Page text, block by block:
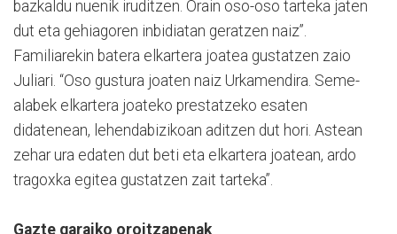
bazkaldu nuenik iruditzen. Orain oso-oso tarteka jaten
dut eta gehiagoren inbidiatan geratzen naiz”.
Familiarekin batera elkartera joatea gustatzen zaio
Juliari. “Oso gustura joaten naiz Urkamendira. Seme-
alabek elkartera joateko prestatzeko esaten
didatenean, lehendabizikoan aditzen dut hori. Astean
zehar ura edaten dut beti eta elkartera joatean, ardo
tragoxka egitea gustatzen zait tarteka”.
Gazte garaiko oroitzapenak